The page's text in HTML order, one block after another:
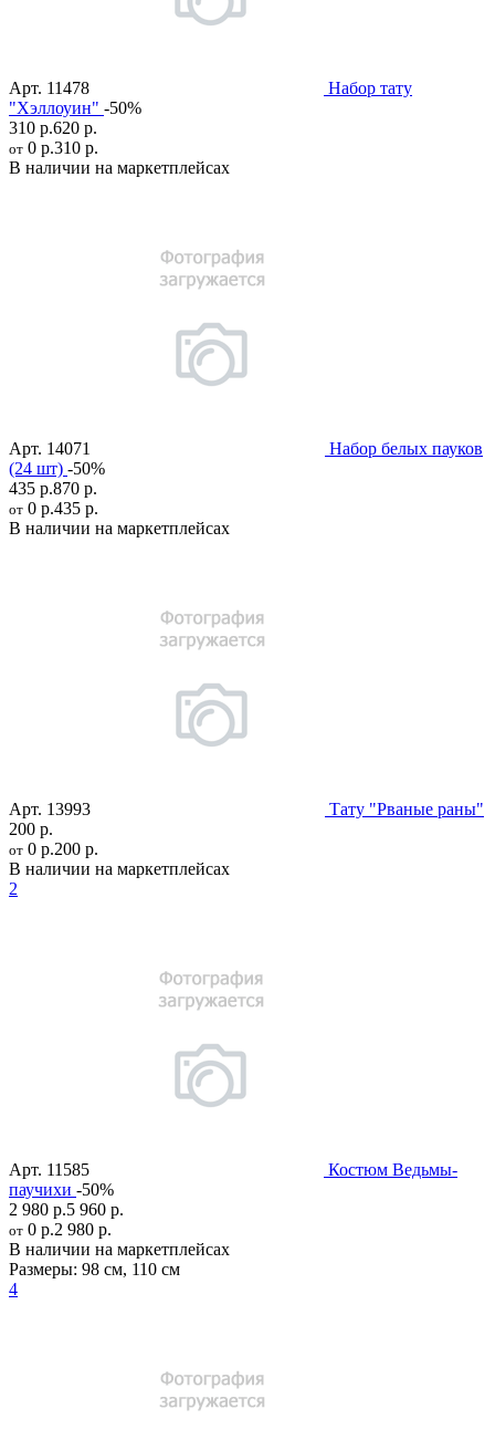
Арт. 11478
Набор тату
"Хэллоуин" -50%
310 р.620 р.
от 0 р.310 р.
В наличии на маркетплейсах
Арт. 14071
Набор белых пауков
(24 шт) -50%
435 р.870 р.
от 0 р.435 р.
В наличии на маркетплейсах
Арт. 13993
Тату "Рваные раны"
200 р.
от 0 р.200 р.
В наличии на маркетплейсах
2
Арт. 11585
Костюм Ведьмы-
паучихи -50%
2 980 р.5 960 р.
от 0 р.2 980 р.
В наличии на маркетплейсах
Размеры: 98 см, 110 см
4